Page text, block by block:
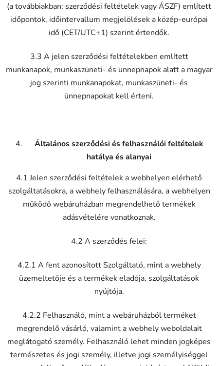
(a továbbiakban: szerződési feltételek vagy ÁSZF) említett
időpontok, időintervallum megjelölések a közép-európai
idő (CET/UTC+1) szerint értendők.
3.3 A jelen szerződési feltételekben említett
munkanapok, munkaszüneti- és ünnepnapok alatt a magyar
jog szerinti munkanapokat, munkaszüneti- és
ünnepnapokat kell érteni.
Általános szerződési és felhasználói feltételek
hatálya és alanyai
4.1 Jelen szerződési feltételek a webhelyen elérhető
szolgáltatásokra, a webhely felhasználására, a webhelyen
működő webáruházban megrendelhető termékek
adásvételére vonatkoznak.
4.2 A szerződés felei:
4.2.1 A fent azonosított Szolgáltató, mint a webhely
üzemeltetője és a termékek eladója, szolgáltatások
nyújtója.
4.2.2 Felhasználó, mint a webáruházból terméket
megrendelő vásárló, valamint a webhely weboldalait
meglátogató személy. Felhasználó lehet minden jogképes
természetes és jogi személy, illetve jogi személyiséggel